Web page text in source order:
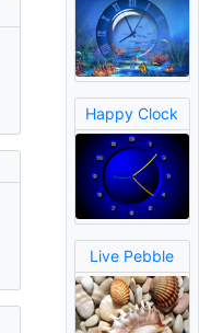
Happy Clock
Live Pebble